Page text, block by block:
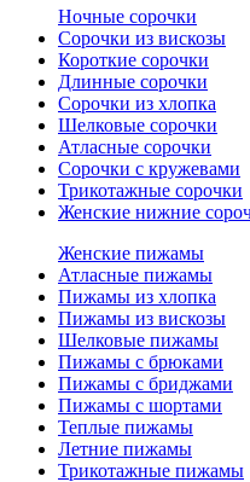
Ночные сорочки
Сорочки из вискозы
Короткие сорочки
Длинные сорочки
Сорочки из хлопка
Шелковые сорочки
Атласные сорочки
Сорочки с кружевами
Трикотажные сорочки
Женские нижние
Женские пижамы
Атласные пижамы
Пижамы из хлопка
Пижамы из вискозы
Шелковые пижамы
Пижамы с брюками
Пижамы с бриджами
Пижамы с шортами
Теплые пижамы
Летние пижамы
Трикотажные пижамы